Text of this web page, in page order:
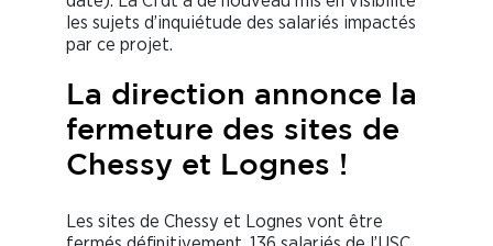
les sujets d’inquiétude des salariés impactés
par ce projet.
La direction annonce la
fermeture des sites de
Chessy et Lognes !
Les sites de Chessy et Lognes vont être